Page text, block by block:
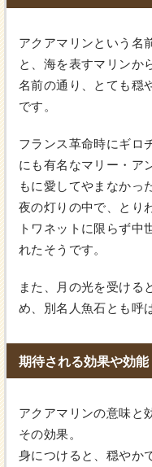
アクアマリンという名
と、海を表すマリンか
名前の通り、とても穏
です。
フランス革命時にギロ
にも有名なマリー・ア
もに愛してやまなかっ
夜の灯りの中で、とり
トワネットに限らず中
れたそうです。
また、月の光を受ける
め、別名人魚石とも呼
期待される効果や効能
アクアマリンの意味と
その効果。
身につけると、穏やか